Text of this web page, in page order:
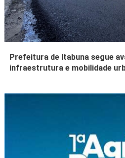
Prefeitura de Itabuna segue
infraestrutura e mobilidade